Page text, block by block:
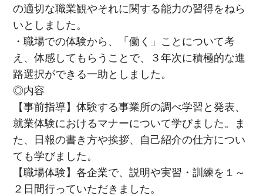
の適切な職業観やそれに関する能力の習得をねら
いとしました。
・職場での体験から、「働く」ことについて考
え、体感してもらうことで、３年次に積極的な進
路選択ができる一助としました。
◎内容
【事前指導】体験する事業所の調べ学習と発表、
就業体験におけるマナーについて学びました。ま
た、日報の書き方や挨拶、自己紹介の仕方につい
ても学びました。
【職場体験】各企業で、説明や実習・訓練を１～
２日間行っていただきました。